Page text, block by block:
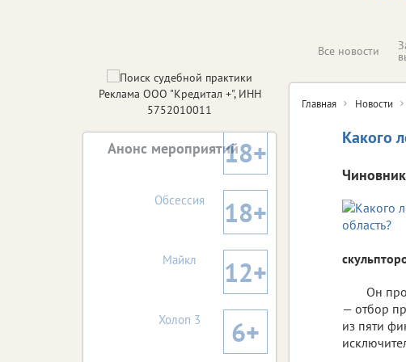
Все новости
Главная Новости
Какого
Он
— отбор
из пяти
Реклама ООО "Кредитал +", ИНН
5752010011
Анонс мероприятий18+
Обсессия 18+
Майкл 12+
Холоп 3 6+